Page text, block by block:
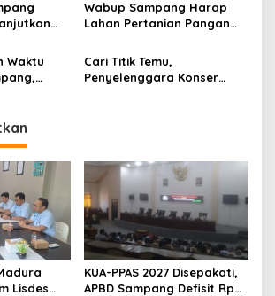
Wabup Sampang Harap
Lahan Pertanian Pangan
Waktu
Cari Titik Temu,
Penyelenggara Konser
Lisdes
KUA-PPAS 2027 Disepakati,
APBD Sampang Defisit Rp